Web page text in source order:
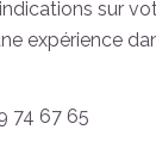
sur
expérience
74 67 65